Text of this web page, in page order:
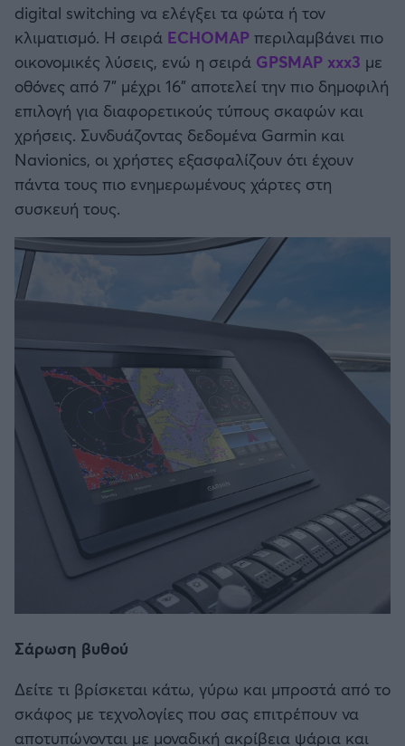
Γιουβέντους
Μίλαν
Ίντερ
digital switching να ελέγξει τα φώτα ή τον
κλιματισμό. Η σειρά ECHOMAP περιλαμβάνει πιο
οικονομικές λύσεις, ενώ η σειρά GPSMAP xxx3 με
οθόνες από 7” μέχρι 16” αποτελεί την πιο δημοφιλή
επιλογή για διαφορετικούς τύπους σκαφών και
χρήσεις. Συνδυάζοντας δεδομένα Garmin και
Navionics, οι χρήστες εξασφαλίζουν ότι έχουν
πάντα τους πιο ενημερωμένους χάρτες στη
συσκευή τους.
Σάρωση βυθού
Δείτε τι βρίσκεται κάτω, γύρω και μπροστά από το
σκάφος με τεχνολογίες που σας επιτρέπουν να
αποτυπώνονται με μοναδική ακρίβεια ψάρια και